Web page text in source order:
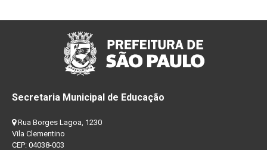
Secretaria Municipal de Educação
Rua Borges Lagoa, 1230
Vila Clementino
CEP: 04038-003